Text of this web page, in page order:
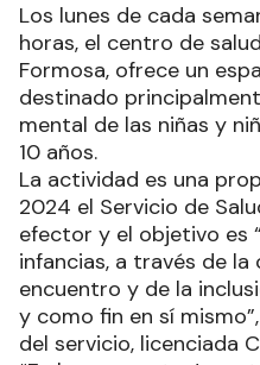
Los lunes de cada
horas, el centro de
Formosa, ofrece un
destinado
mental de las niñas y
10 años.
La actividad es una
2024 el Servicio de
efector y el objetivo es
infancias, a través de
encuentro y de la
y como fin en sí
del servicio, licenciada